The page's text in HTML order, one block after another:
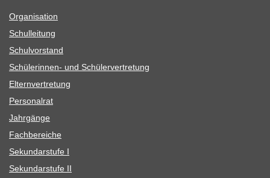
Orga­ni­sa­tion
Schul­lei­tung
Schul­vor­stand
Schü­le­rin­nen- und Schülervertretung
Eltern­ver­tre­tung
Per­so­nal­rat
Jahr­gänge
Fach­be­rei­che
Sekun­dar­stufe I
Sekun­dar­stufe II